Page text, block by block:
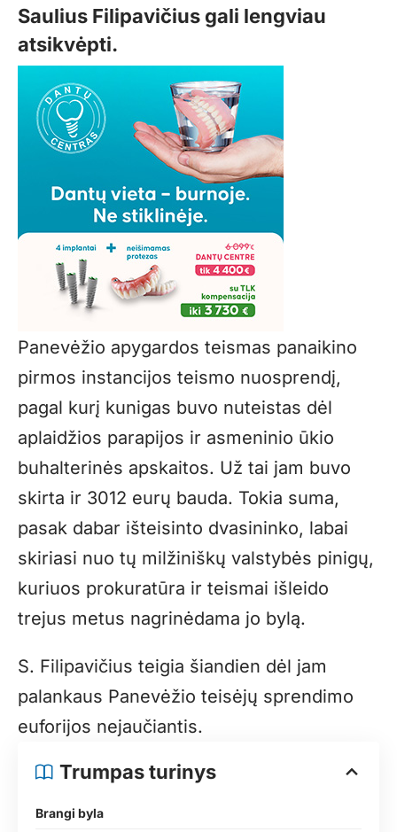
Saulius Filipavičius gali lengviau
atsikvėpti.
Panevėžio apygardos teismas panaikino
pirmos instancijos teismo nuosprendį,
pagal kurį kunigas buvo nuteistas dėl
aplaidžios parapijos ir asmeninio ūkio
buhalterinės apskaitos. Už tai jam buvo
skirta ir 3012 eurų bauda. Tokia suma,
pasak dabar išteisinto dvasininko, labai
skiriasi nuo tų milžiniškų valstybės pinigų,
kuriuos prokuratūra ir teismai išleido
trejus metus nagrinėdama jo bylą.
S. Filipavičius teigia šiandien dėl jam
palankaus Panevėžio teisėjų sprendimo
euforijos nejaučiantis.
Trumpas turinys
Brangi byla